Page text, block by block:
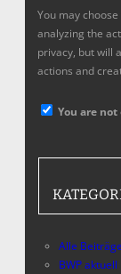
You may
analyzing the
privacy, but will
actions and
You are
Alle Beiträge
BWP aktuell